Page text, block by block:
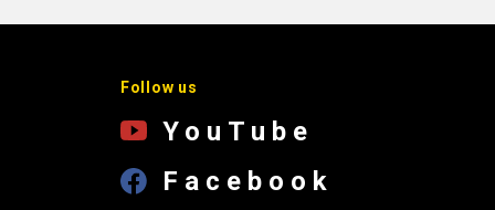
Follow us
YouTube
Facebook